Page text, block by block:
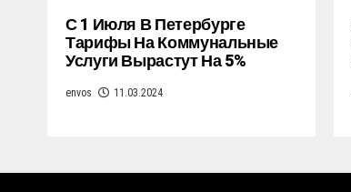
С 1 Июля В Петербурге
Тарифы На Коммунальные
Услуги Вырастут На 5%
envos 11.03.2024